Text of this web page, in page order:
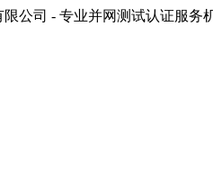
公司 - 专业并网测试认证服务